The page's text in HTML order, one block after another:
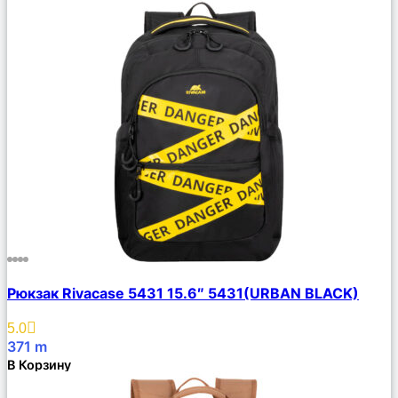
Описание
Избранное
Рюкзак Rivacase 5431 15.6″ 5431(URBAN BLACK)
5.0
371 m
В Корзину